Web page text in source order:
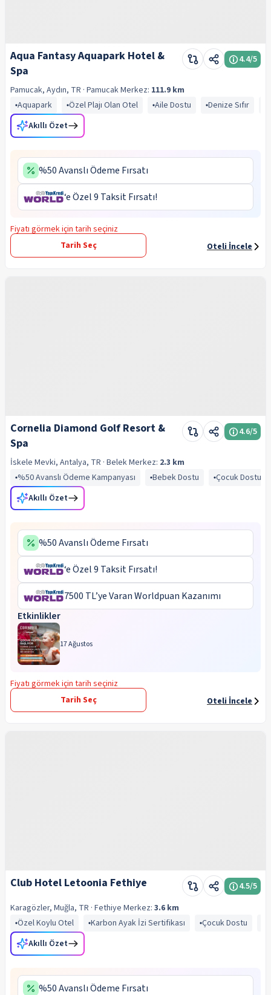
Aqua Fantasy Aquapark Hotel &
Spa
4.4/5
Pamucak, Aydın, TR · PamucakMerkez: 111.9 km
Aquapark
Özel Plajı Olan Otel Aile Dostu Denize Sıfır
Akıllı Özet
%50 Avanslı Ödeme Fırsatı
‘e Özel 9 Taksit Fırsatı!
Fiyatı görmek için tarih seçiniz
Tarih Seç
Oteli İncele
Cornelia Diamond Golf Resort &
Spa
4.6/5
İskele Mevki, Antalya, TR · BelekMerkez: 2.3 km
%50 Avanslı Ödeme Kampanyası
Bebek Dostu
Çocuk Dostu
Akıllı Özet
%50 Avanslı Ödeme Fırsatı
‘e Özel 9 Taksit Fırsatı!
7500 TL’ye Varan Worldpuan Kazanımı
Etkinlikler
17 Ağustos
Fiyatı görmek için tarih seçiniz
Tarih Seç
Oteli İncele
Club Hotel Letoonia Fethiye 4.5/5
Karagözler, Muğla, TR · Fethiye Merkez: 3.6 km
Özel Koylu Otel
Karbon Ayak İzi Sertifikası Çocuk Dostu
Akıllı Özet
%50 Avanslı Ödeme Fırsatı